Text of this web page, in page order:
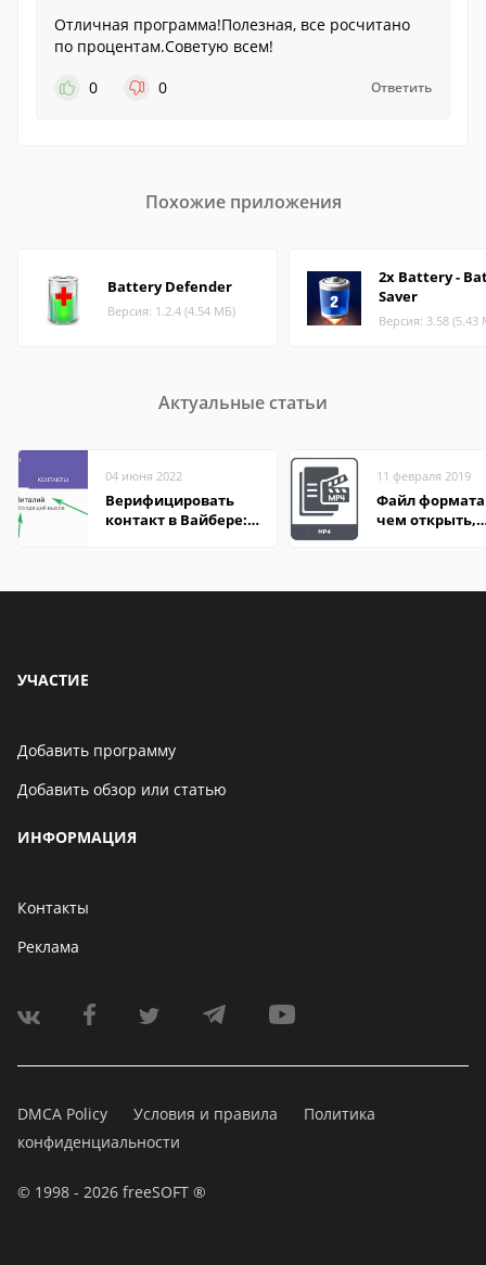
Отличная программа!Полезная, все росчитано
по процентам.Советую всем!
0
0 Ответить
Похожие приложения
Battery Defender
Версия: 1.2.4 (4.54 МБ)
2x Battery -
Saver
Версия: 3.58 (5.43
Актуальные статьи
04 июня 2022
Верифицировать
контакт в Вайбере:
11 февраля 2019
Файл формата
чем открыть,
УЧАСТИЕ
Добавить программу
Добавить обзор или статью
ИНФОРМАЦИЯ
Контакты
Реклама
DMCA Policy Условия и правила
Политика
конфиденциальности
© 1998 - 2026 freeSOFT ®